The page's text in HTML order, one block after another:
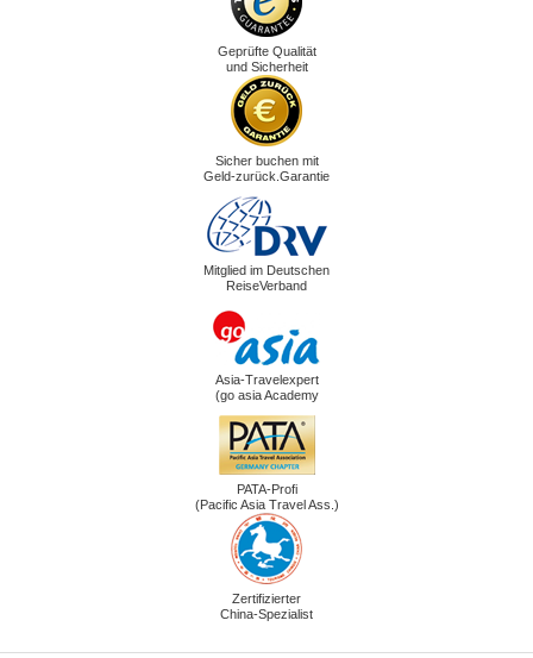
Geprüfte Qualität
und Sicherheit
Sicher buchen mit
Geld-zurück.Garantie
Mitglied im Deutschen
ReiseVerband
Asia-Travelexpert
(go asia Academy
PATA-Profi
(Pacific Asia Travel Ass.)
Zertifizierter
China-Spezialist